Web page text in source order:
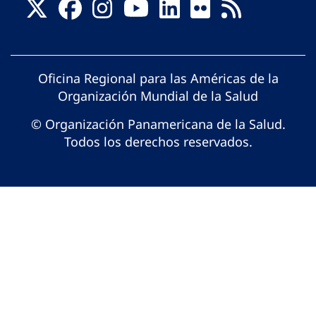
Oficina Regional para las Américas de la
Organización Mundial de la Salud
© Organización Panamericana de la Salud.
Todos los derechos reservados.